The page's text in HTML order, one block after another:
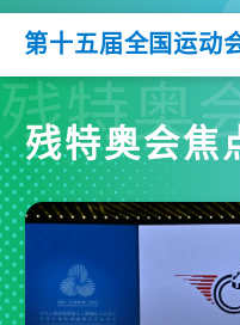
第十五届全国运动
残特奥
残特奥会焦